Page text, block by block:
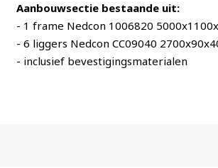
Aanbouwsectie bestaande uit:
- 1 frame Nedcon 1006820
- 6 liggers Nedcon CC09040
- inclusief bevestigingsmaterialen